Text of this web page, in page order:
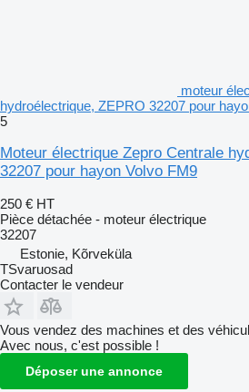
moteur
hydroélectrique, ZEPRO 32207 pour
5
Moteur électrique Zepro Centrale
32207 pour hayon Volvo FM9
250 € HT
Pièce détachée - moteur électrique
32207
Estonie, Kõrveküla
TSvaruosad
Contacter le vendeur
Vous vendez des machines et des
Avec nous, c'est possible !
Déposer une annonce